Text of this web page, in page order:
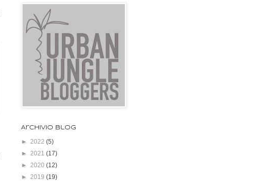
Archivio blog
► 2022 (5)
► 2021 (17)
► 2020 (12)
► 2019 (19)